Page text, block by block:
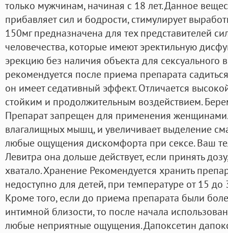
только мужчинам, начиная с 18 лет. Данное
прибавляет сил и бодрости, стимулирует
150мг предназначена для тех представителей
человечества, которые имеют эректильную
эрекцию без наличия объекта для сексуального
рекомендуется после приема препарата
он имеет седативный эффект. Отличается
стойким и продолжительным воздействием.
Препарат запрещен для применения
влагалищных мышц, и увеличивает выделение
любые ощущения дискомфорта при сексе. Ваш
Левитра она дольше действует, если принять
хватало. Хранение Рекомендуется хранить
недоступно для детей, при температуре от 15
Кроме того, если до приема препарата были
интимной близости, то после начала
любые неприятные ощущения. Дапоксетин